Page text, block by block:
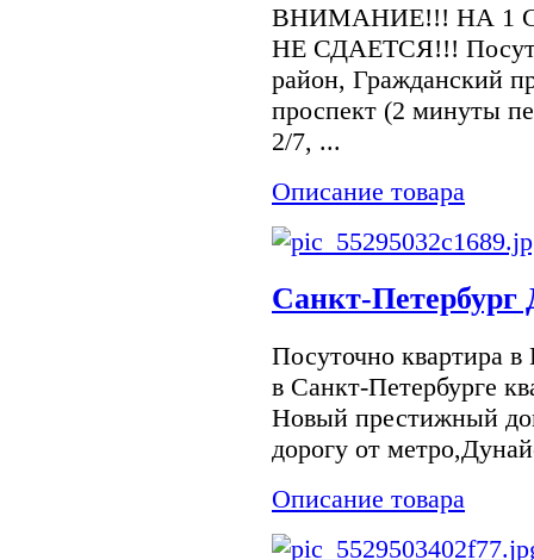
ВНИМАНИЕ!!! НА 1
НЕ СДАЕТСЯ!!!
район, Гражданский
проспект (2 минуты
2/7, ...
Описание товара
Санкт-Петербург
Посуточно квартира в
в Санкт-Петербурге
Новый престижный
дорогу от
Описание товара